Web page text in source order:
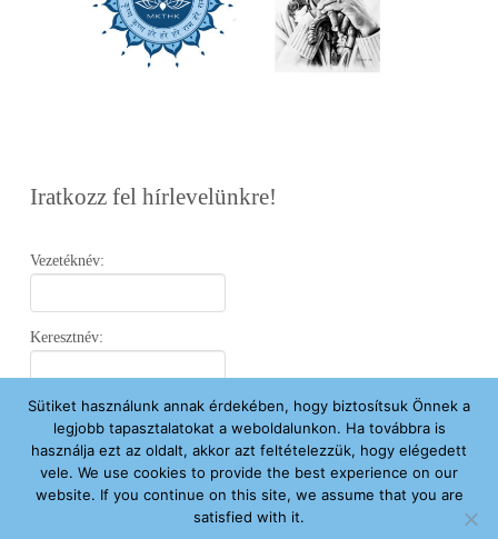
Iratkozz fel hírlevelünkre!
Vezetéknév:
Keresztnév:
Email:
Elfogadom az Adatvédelmi Nyilatkozatot.
Sütiket használunk annak érdekében, hogy biztosítsuk Önnek a
legjobb tapasztalatokat a weboldalunkon. Ha továbbra is
használja ezt az oldalt, akkor azt feltételezzük, hogy elégedett
vele. We use cookies to provide the best experience on our
website. If you continue on this site, we assume that you are
satisfied with it.